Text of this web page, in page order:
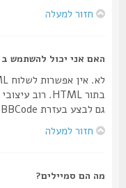
חזור למעלה
האם אני יכול להשתמש ב HTML?
גם לבצע בעזרת BBCode במקום.
חזור למעלה
מה הם סמיילים?